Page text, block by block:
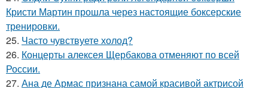
Кристи Мартин прошла через настоящие боксерские
тренировки.
25. Часто чувствуете холод?
26. Концерты алексея Щербакова отменяют по всей
России.
27. Ана де Армас признана самой красивой актрисой